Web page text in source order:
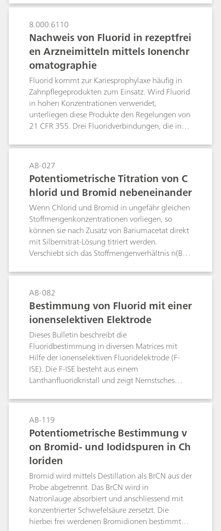
Identifikation gegenwärtig mittels
nasschemischer Verfahren und die Bestimmung
durch manuelle Titration, die bekanntermassen
eine geringere Präzision und Genauigkeit bietet.
Im Rahmen der globalen Modernisierung der
USP-Monographien wurde eine selektive und
empfindlichere Alternativmethode entwickelt
und validiert ‒ die Ionenchromatographie (IC).
Die vorgeschlagene IC-Methode kann auch
anstelle nasschemischer Verfahren für den
Identifikationstest verwendet werden.
8.000.6110
Nachweis von Fluorid in rezeptfrei
en Arzneimitteln mittels Ionenchr
omatographie
Fluorid kommt zur Kariesprophylaxe häufig in
Zahnpflegeprodukten zum Einsatz. Wird Fluorid
in hohen Konzentrationen verwendet,
unterliegen diese Produkte den Regelungen von
21 CFR 355. Drei Fluoridverbindungen, die in
Kariesschutz zum Einsatz kommen, sind
Natriumfluorid, Zinnfluorid und
Natriummonofluorophopsphat (MFP). Die
Bestimmung von Fluorid in diesen Wirkstoffen
und fertigen Formulierungen erfolgt durch
manuelle Titration oder mithilfe ionenselektiver
Elektroden. Im Rahmen der globalen
Modernisierung der USP-Monographien wurde
eine selektive und empfindlichere
Alternativmethode entwickelt und validiert ‒ die
Ionenchromatographie (IC). Die vorgeschlagene
IC-Methode kann auch anstelle nasschemischer
werden.
AB-027
Potentiometrische Titration von C
hlorid und Bromid nebeneinander
Wenn Chlorid und Bromid in ungefähr gleichen
Stoffmengenkonzentrationen vorliegen, so
können sie nach Zusatz von Bariumacetat direkt
mit Silbernitrat-Lösung titriert werden.
Verschiebt sich das Stoffmengenverhältnis n(Br-)
oder 10 : 1, ist bei dieser Methode mit grösseren
relativen Fehlern zu rechnen. Das Bulletin
beschreibt ein weiteres Titrationsverfahren, das
es gestattet, Bromid neben einem grossen
Chloridüberschuss zu bestimmen. Die
Bestimmung geringer Chloridkonzentrationen
neben einem grossen Bromidüberschuss ist
titrimetrisch nicht möglich.
AB-082
Bestimmung von Fluorid mit einer
ionenselektiven Elektrode
Dieses Bulletin beschreibt die
Fluoridbestimmung in diversen Matrices mit
Hilfe der ionenselektiven Fluoridelektrode (F-
ISE). Die F-ISE besteht aus einem
Lanthanfluoridkristall und zeigt Nernstsches
Fluoridkonzentrationsbereich.Der erste Teil
dieses Bulletins enthält Hinweise zur
Handhabung und Pflege der Elektrode sowie der
eigentlichen Fluoridbestimmung. Der zweite
Teil demonstriert die Direktbestimmung von
Fluorid mit der Standardadditionstechnik in
Kochsalz, Zahnpasta und Mundwasser.
AB-119
Potentiometrische Bestimmung v
on Bromid- und Iodidspuren in Ch
loriden
Bromid wird mittels Destillation als BrCN aus der
Probe abgetrennt. Das BrCN wird in
Natronlauge absorbiert und anschliessend mit
konzentrierter Schwefelsäure zersetzt. Die
hierbei frei werdenen Bromidionen bestimmt